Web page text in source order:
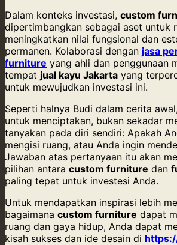
Dalam konteks investasi, custom
dipertimbangkan sebagai aset untuk
meningkatkan nilai fungsional dan
permanen. Kolaborasi dengan jasa
furniture yang ahli dan penggunaan
tempat jual kayu Jakarta yang
untuk mewujudkan investasi ini.
Seperti halnya Budi dalam cerita
untuk menciptakan, bukan sekadar
tanyakan pada diri sendiri: Apakah
mengisi ruang, atau Anda ingin
Jawaban atas pertanyaan itu akan
pilihan antara custom furniture dan
paling tepat untuk investesi Anda.
Untuk mendapatkan inspirasi lebih
bagaimana custom furniture dapat
ruang dan gaya hidup, Anda dapat
kisah sukses dan ide desain di